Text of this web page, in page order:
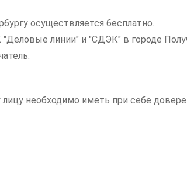
осуществляется бесплатно.
линии" и "СДЭК" в городе
лицу необходимо иметь при себе